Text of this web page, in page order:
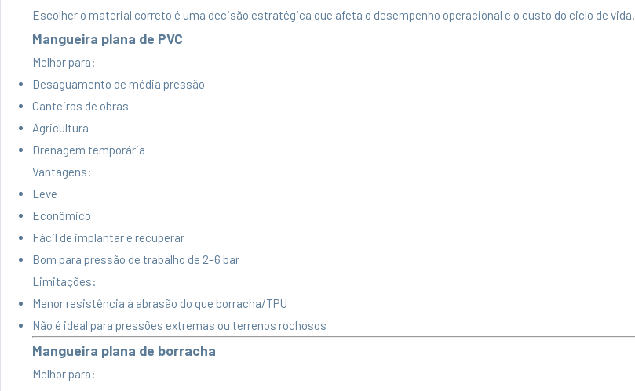
Escolher o material correto é uma decisão estratégica que afeta o desempenho operacional e o custo do ciclo de vida.
Mangueira plana de PVC
Melhor para:
Desaguamento de média pressão
Canteiros de obras
Agricultura
Drenagem temporária
Vantagens:
Leve
Econômico
Fácil de implantar e recuperar
Bom para pressão de trabalho de 2–6 bar
Limitações:
Menor resistência à abrasão do que borracha/TPU
Não é ideal para pressões extremas ou terrenos rochosos
Mangueira plana de borracha
Melhor para: